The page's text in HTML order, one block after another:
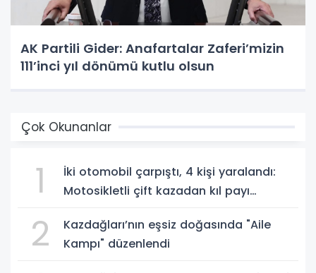
AK Partili Gider: Anafartalar Zaferi’mizin
111’inci yıl dönümü kutlu olsun
Çok Okunanlar
1
İki otomobil çarpıştı, 4 kişi yaralandı:
Motosikletli çift kazadan kıl payı
2
Kazdağları’nın eşsiz doğasında "Aile
Kampı" düzenlendi